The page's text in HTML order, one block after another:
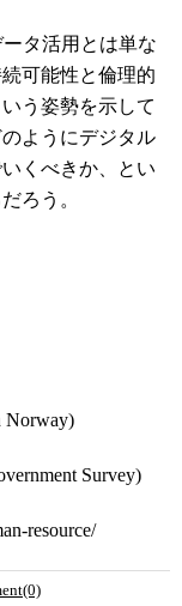
タ活用とは単な
可能性と倫理的
う姿勢を示して
ようにデジタル
くべきか、とい
ろう。
Norway)
Survey)
resource/